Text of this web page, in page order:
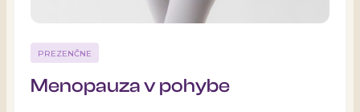
PREZENČNE
Menopauza v pohybe